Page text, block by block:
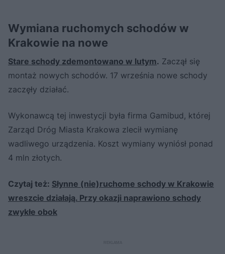
Wymiana ruchomych schodów w
Krakowie na nowe
Stare schody zdemontowano w lutym. Zaczął się
montaż nowych schodów. 17 września nowe schody
zaczęły działać.
Wykonawcą tej inwestycji była firma Gamibud, której
Zarząd Dróg Miasta Krakowa zlecił wymianę
wadliwego urządzenia. Koszt wymiany wyniósł ponad
4 mln złotych.
Czytaj też: Słynne (nie)ruchome schody w Krakowie
wreszcie działają. Przy okazji naprawiono schody
zwykłe obok